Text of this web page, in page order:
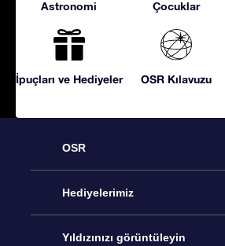
Astronomi Çocuklar
İpuçları ve Hediyeler OSR Kılavuzu
OSR
Hizmet
İletişim
Hediyelerimiz
Çevrimiçi Yıldız Hediyesi
Yıldızınızı görüntüleyin